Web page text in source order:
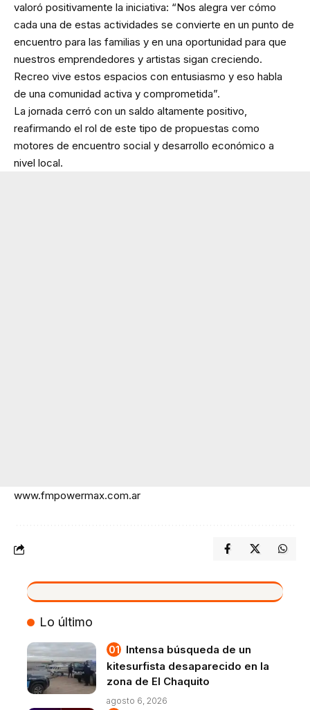
valoró positivamente la iniciativa: “Nos alegra ver cómo
cada una de estas actividades se convierte en un punto de
encuentro para las familias y en una oportunidad para que
nuestros emprendedores y artistas sigan creciendo.
Recreo vive estos espacios con entusiasmo y eso habla
de una comunidad activa y comprometida”.
La jornada cerró con un saldo altamente positivo,
reafirmando el rol de este tipo de propuestas como
motores de encuentro social y desarrollo económico a
nivel local.
www.fmpowermax.com.ar
VIVO
Lo último
Intensa búsqueda de un
kitesurfista desaparecido en la
zona de El Chaquito
agosto 6, 2026